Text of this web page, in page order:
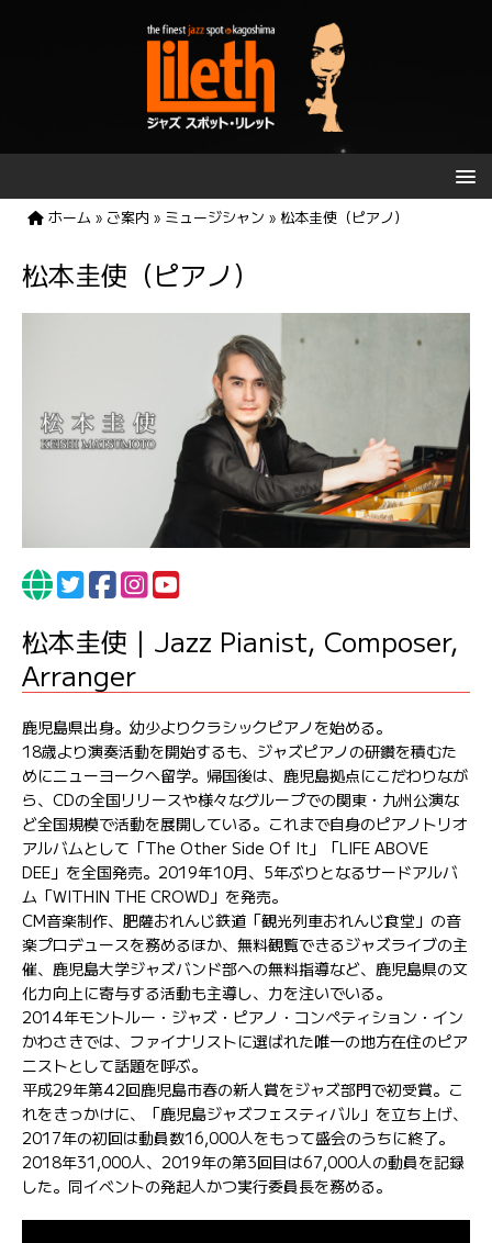
ホーム » ご案内 » ミュージシャン » 松本圭使（ピアノ）
松本圭使（ピアノ）
松本圭使｜Jazz Pianist, Composer,
Arranger
鹿児島県出身。幼少よりクラシックピアノを始める。
18歳より演奏活動を開始するも、ジャズピアノの研鑽を積むた
めにニューヨークへ留学。帰国後は、鹿児島拠点にこだわりなが
ら、CDの全国リリースや様々なグループでの関東・九州公演な
ど全国規模で活動を展開している。これまで自身のピアノトリオ
アルバムとして「The Other Side Of It」「LIFE ABOVE
DEE」を全国発売。2019年10月、5年ぶりとなるサードアルバ
ム「WITHIN THE CROWD」を発売。
CM音楽制作、肥薩おれんじ鉄道「観光列車おれんじ食堂」の音
楽プロデュースを務めるほか、無料観覧できるジャズライブの主
催、鹿児島大学ジャズバンド部への無料指導など、鹿児島県の文
化力向上に寄与する活動も主導し、力を注いでいる。
2014年モントルー・ジャズ・ピアノ・コンペティション・イン
かわさきでは、ファイナリストに選ばれた唯一の地方在住のピア
ニストとして話題を呼ぶ。
平成29年第42回鹿児島市春の新人賞をジャズ部門で初受賞。こ
れをきっかけに、「鹿児島ジャズフェスティバル」を立ち上げ、
2017年の初回は動員数16,000人をもって盛会のうちに終了。
2018年31,000人、2019年の第3回目は67,000人の動員を記録
した。同イベントの発起人かつ実行委員長を務める。